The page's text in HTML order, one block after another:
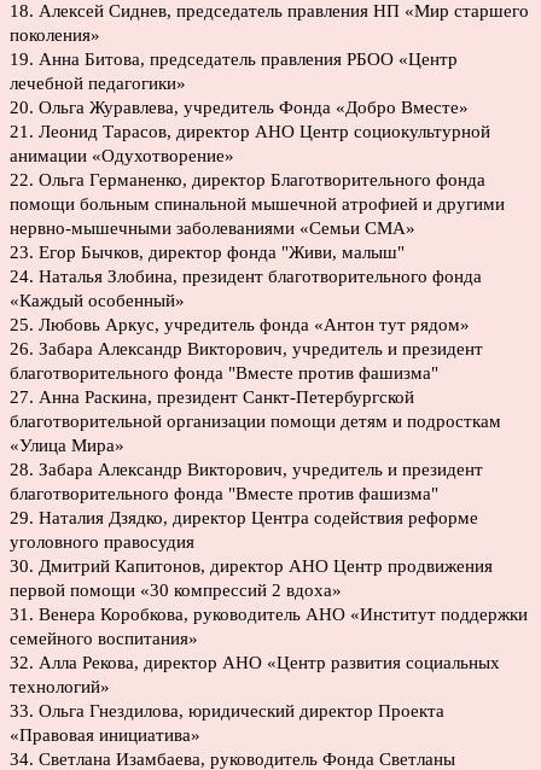
18. Алексей Сиднев, председатель правления НП «Мир старшего
поколения»
19. Анна Битова, председатель правления РБОО «Центр
лечебной педагогики»
20. Ольга Журавлева, учредитель Фонда «Добро Вместе»
21. Леонид Тарасов, директор АНО Центр социокультурной
анимации «Одухотворение»
22. Ольга Германенко, директор Благотворительного фонда
помощи больным спинальной мышечной атрофией и другими
нервно-мышечными заболеваниями «Семьи СМА»
23. Егор Бычков, директор фонда "Живи, малыш"
24. Наталья Злобина, президент благотворительного фонда
«Каждый особенный»
25. Любовь Аркус, учредитель фонда «Антон тут рядом»
26. Забара Александр Викторович, учредитель и президент
благотворительного фонда "Вместе против фашизма"
27. Анна Раскина, президент Санкт-Петербургской
благотворительной организации помощи детям и подросткам
«Улица Мира»
28. Забара Александр Викторович, учредитель и президент
благотворительного фонда "Вместе против фашизма"
29. Наталия Дзядко, директор Центра содействия реформе
уголовного правосудия
30. Дмитрий Капитонов, директор АНО Центр продвижения
первой помощи «30 компрессий 2 вдоха»
31. Венера Коробкова, руководитель АНО «Институт поддержки
семейного воспитания»
32. Алла Рекова, директор АНО «Центр развития социальных
технологий»
33. Ольга Гнездилова, юридический директор Проекта
«Правовая инициатива»
34. Светлана Изамбаева, руководитель Фонда Светланы